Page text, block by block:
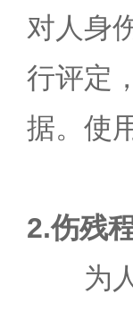
对人身
行评定
据。使
2.伤残
为人